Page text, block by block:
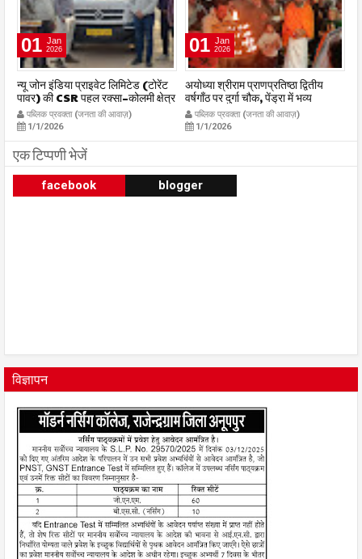
01 Jan
2026
न्यू जोन इंडिया प्राइवेट लिमिटेड (टोरेंट
पावर) की CSR पहल रक्सा–कोलमी क्षेत्र
में चलित अस्पताल एम्बुलेंस सेवा का
शुभारंभ publicpravakta.com
पब्लिक प्रवक्ता (जनता की आवाज़)
1/1/2026
01 Jan
2026
अयोध्या श्रीराम प्राणप्रतिष्ठा द्वितीय
वर्षगाँठ पर दुर्गा चौक, पेंड्रा में भव्य
महाआरती सम्पन्न
publicpravakta.com
पब्लिक प्रवक्ता (जनता की आवाज़)
1/1/2026
एक टिप्पणी भेजें
facebook blogger
विज्ञापन